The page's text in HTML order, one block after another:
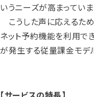
いうニーズが高まっていま
こうした声に応えるた
ネット予約機能を利用で
が発生する従量課金モデ